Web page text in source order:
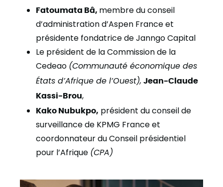
Fatoumata Bâ, membre du conseil
d’administration d’Aspen France et
présidente fondatrice de Janngo Capital
Le président de la Commission de la
Cedeao (Communauté économique des
États d’Afrique de l’Ouest), Jean-Claude
Kassi-Brou,
Kako Nubukpo, président du conseil de
surveillance de KPMG France et
coordonnateur du Conseil présidentiel
pour l’Afrique (CPA)